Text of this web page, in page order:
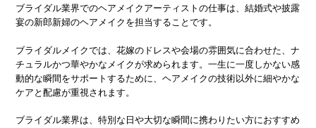
ブライダル業界でのヘアメイクアーティストの仕事は、結婚式や披露
宴の新郎新婦のヘアメイクを担当することです。
ブライダルメイクでは、花嫁のドレスや会場の雰囲気に合わせた、ナ
チュラルかつ華やかなメイクが求められます。一生に一度しかない感
動的な瞬間をサポートするために、ヘアメイクの技術以外に細やかな
ケアと配慮が重視されます。
ブライダル業界は、特別な日や大切な瞬間に携わりたい方におすすめ